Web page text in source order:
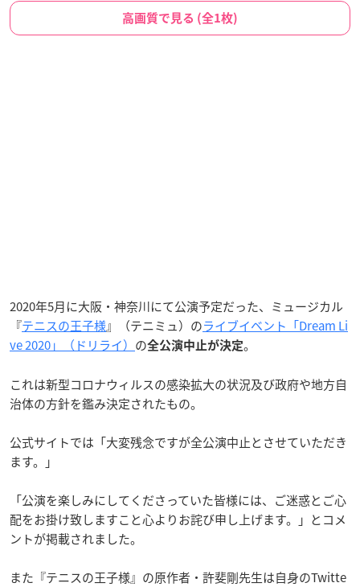
高画質で見る (全1枚)
2020年5月に大阪・神奈川にて公演予定だった、ミュージカル
『テニスの王子様』（テニミュ）のライブイベント「Dream Li
ve 2020」（ドリライ） の全公演中止が決定。
これは新型コロナウィルスの感染拡大の状況及び政府や地方自
治体の方針を鑑み決定されたもの。
公式サイトでは「大変残念ですが全公演中止とさせていただき
ます。」
「公演を楽しみにしてくださっていた皆様には、ご迷惑とご心
配をお掛け致しますこと心よりお詫び申し上げます。」とコメ
ントが掲載されました。
また『テニスの王子様』の原作者・許斐剛先生は自身のTwitte